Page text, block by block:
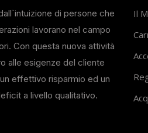
di persone che
lavorano nel campo
Con questa nuova attività
alle esigenze del cliente
effettivo risparmio ed un
a livello qualitativo.
Il